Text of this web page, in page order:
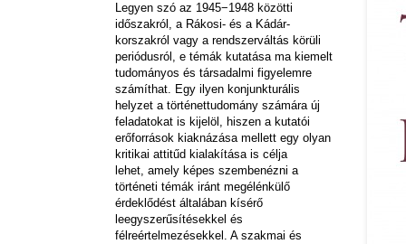
Legyen szó az 1945−1948 közötti
időszakról, a Rákosi- és a Kádár-
korszakról vagy a rendszerváltás körüli
periódusról, e témák kutatása ma kiemelt
tudományos és társadalmi figyelemre
számíthat. Egy ilyen konjunkturális
helyzet a történettudomány számára új
feladatokat is kijelöl, hiszen a kutatói
erőforrások kiaknázása mellett egy olyan
kritikai attitűd kialakítása is célja
lehet, amely képes szembenézni a
történeti témák iránt megélénkülő
érdeklődést általában kísérő
leegyszerűsítésekkel és
félreértelmezésekkel. A szakmai és